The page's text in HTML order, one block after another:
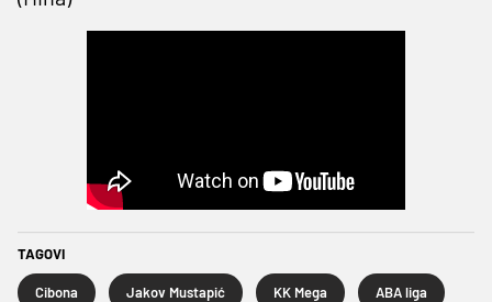
TAGOVI
Cibona Jakov Mustapić KK Mega ABA liga